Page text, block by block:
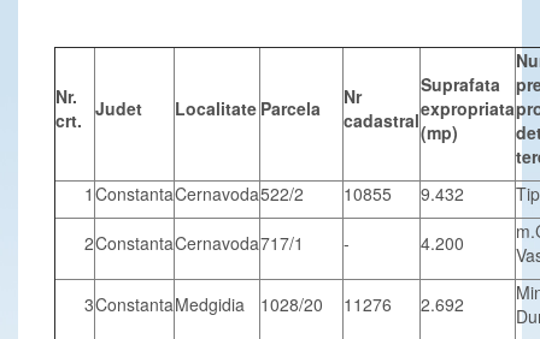
Nr.
crt. Judet Localitate Parcela
Nr
cadastral
Suprafata
expropriata
(mp)
1 ConstantaCernavoda522/2 10855 9.432
2ConstantaCernavoda717/1 - 4.200
3ConstantaMedgidia 1028/20 11276 2.692